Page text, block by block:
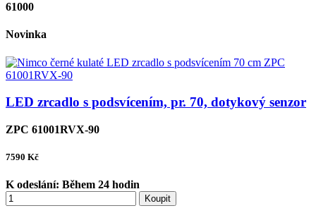
61000
Novinka
LED zrcadlo s podsvícením, pr. 70, dotykový senzor
ZPC 61001RVX-90
7590 Kč
K odeslání: Během 24 hodin
Koupit